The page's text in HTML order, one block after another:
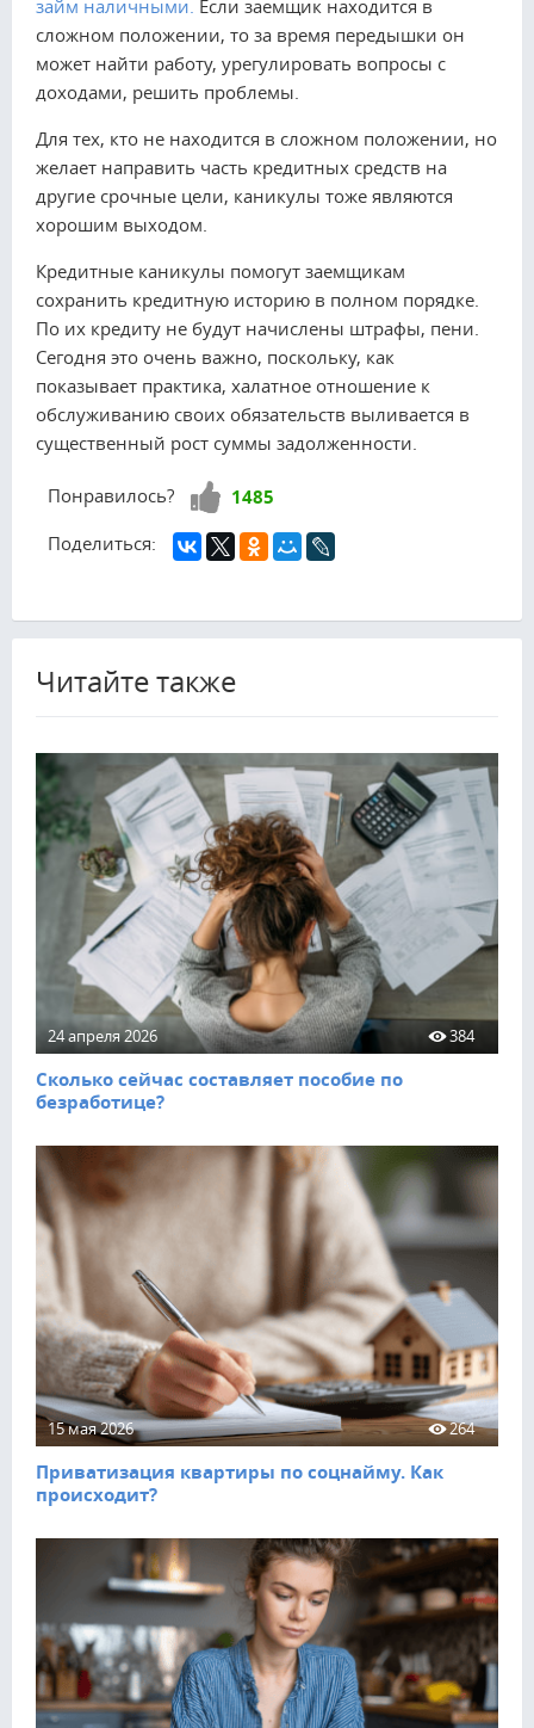
займ наличными. Если заемщик находится в
сложном положении, то за время передышки он
может найти работу, урегулировать вопросы с
доходами, решить проблемы.
Для тех, кто не находится в сложном положении, но
желает направить часть кредитных средств на
другие срочные цели, каникулы тоже являются
хорошим выходом.
Кредитные каникулы помогут заемщикам
сохранить кредитную историю в полном порядке.
По их кредиту не будут начислены штрафы, пени.
Сегодня это очень важно, поскольку, как
показывает практика, халатное отношение к
обслуживанию своих обязательств выливается в
существенный рост суммы задолженности.
Понравилось? Нравится!
1485
Поделиться:
Читайте также
24 апреля 2026 384
Сколько сейчас составляет пособие по
безработице?
15 мая 2026 264
Приватизация квартиры по соцнайму. Как
происходит?